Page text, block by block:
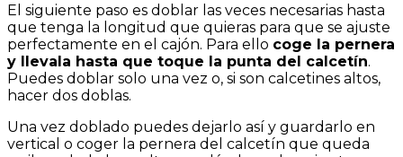
El siguiente paso es doblar las veces necesarias hasta
que tenga la longitud que quieras para que se ajuste
perfectamente en el cajón. Para ello coge la pernera
y llevala hasta que toque la punta del calcetín.
Puedes doblar solo una vez o, si son calcetines altos,
hacer dos doblas.
Una vez doblado puedes dejarlo así y guardarlo en
vertical o coger la pernera del calcetín que queda